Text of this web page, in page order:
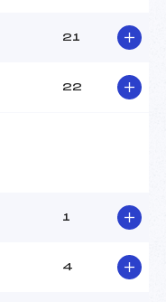
U16->Mas
21
22
1
4